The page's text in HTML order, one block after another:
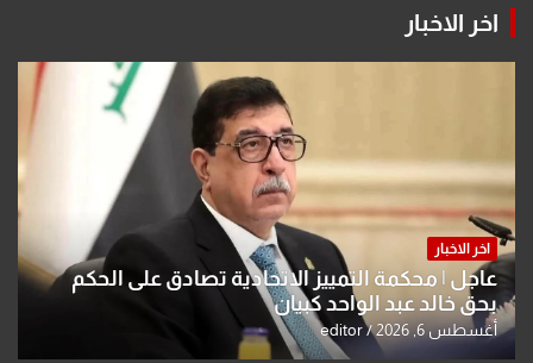
اخر الاخبار
اخر الاخبار
عاجل | محكمة التمييز الاتحادية تصادق على الحكم
بحق خالد عبد الواحد كبيان
أغسطس 6, 2026 editor